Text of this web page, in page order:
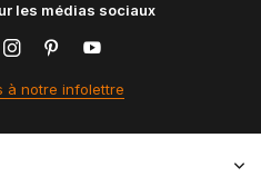
les médias sociaux
à notre infolettre